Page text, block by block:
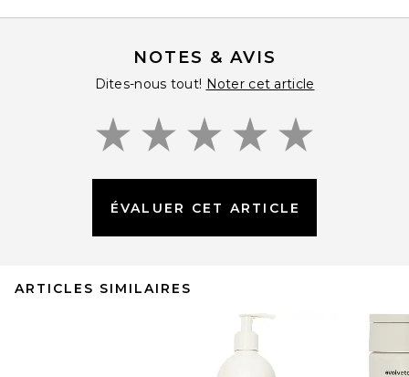
NOTES & AVIS
Dites-nous tout! Noter cet article
ÉVALUER CET ARTICLE
ARTICLES SIMILAIRES